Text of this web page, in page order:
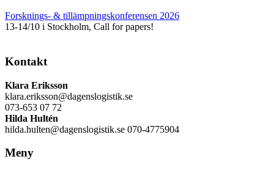
Forsknings- & tillämpningskonferensen 2026
13-14/10 i Stockholm, Call for papers!
Kontakt
Klara Eriksson
klara.eriksson@dagenslogistik.se
073-653 07 72
Hilda Hultén
hilda.hulten@dagenslogistik.se 070-4775904
Meny